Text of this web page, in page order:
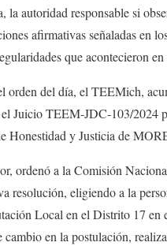
la autoridad responsable si
afirmativas señaladas en
que acontecieron
orden del día, el TEEMich,
el Juicio TEEM-JDC-103/2024
Honestidad y Justicia de
ordenó a la Comisión
resolución, eligiendo a la
Local en el Distrito 17 en
cambio en la postulación,